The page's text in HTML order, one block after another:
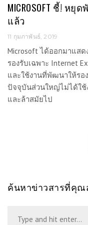
MICROSOFT ชี้! ห
แล้ว
11 กุมภาพันธ์, 2019
Microsoft ได้ออกมาแส
รองรับเฉพาะ Internet
และใช้งานที่พัฒนาให้รอ
ปัจจุบันส่วนใหญ่ไม่ได้ใ
และล้าสมัยไป
ค้นหาข่าวสารที่คุณ